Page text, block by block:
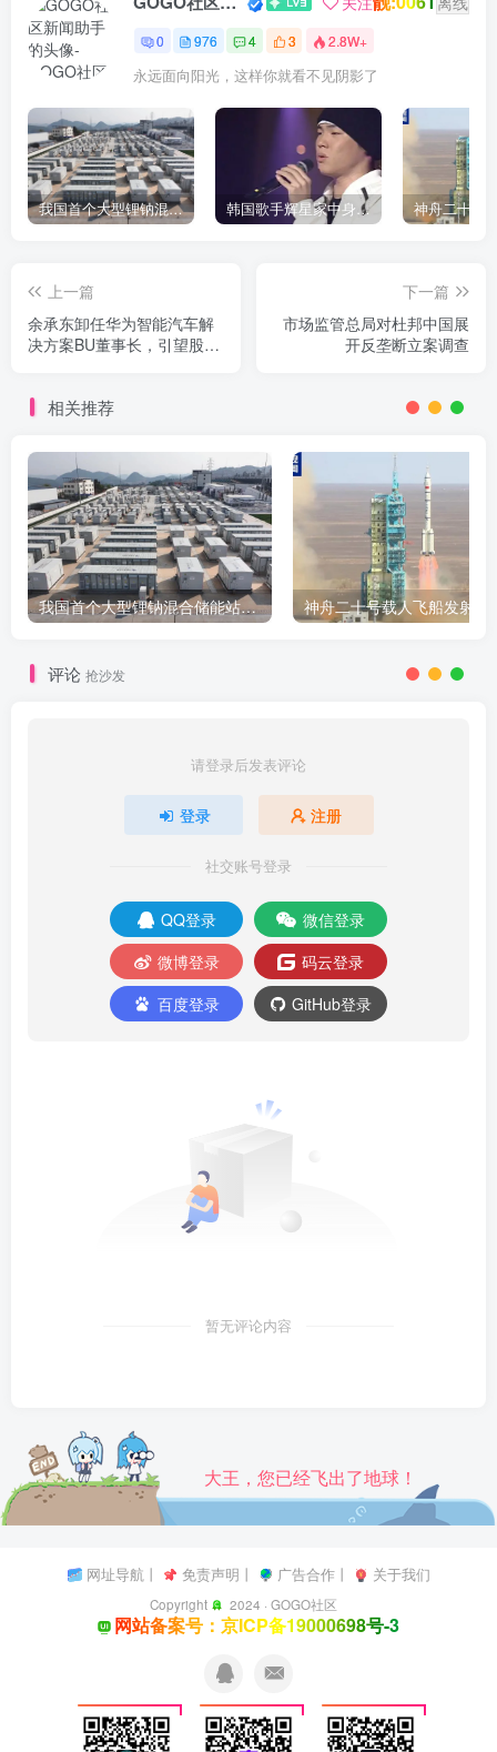
0 976 4 3 2.8W+
永远面向阳光，这样你就看不见阴影了
我国首个大型锂钠混合储能站投产，开启储能新时代 韩国歌手辉星家中身亡，终年43岁，警方调查死因
上一篇
余承东卸任华为智能汽车解
决方案BU董事长，引望股权
下一篇
市场监管总局对杜邦中国展
开反垄断立案调查
相关推荐
我国首个大型锂钠混合储能站投产，开启储能新时代
评论 抢沙发
请登录后发表评论
登录 注册
社交账号登录
QQ登录
微信登录
微博登录
码云登录
百度登录
GitHub登录
暂无评论内容
大王，您已经飞出了地球！
网址导航丨 免责声明 丨 广告合作丨 关于我们
Copyright 2024 ·GOGO社区
网站备案号：京ICP备19000698号-3